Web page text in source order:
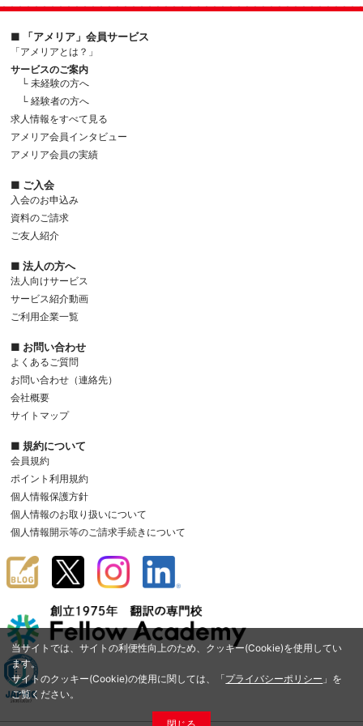
当サイトでは、サイトの利便性向上のため、クッキー(Cookie)を使用してい
ます。
サイトのクッキー(Cookie)の使用に関しては、「プライバシーポリシー 」を
ご覧ください。
■ 「アメリア」会員サービス
「アメリアとは？」
サービスのご案内
└ 未経験の方へ
└ 経験者の方へ
求人情報をすべて見る
アメリア会員インタビュー
アメリア会員の実績
■ ご入会
入会のお申込み
資料のご請求
ご友人紹介
■ 法人の方へ
法人向けサービス
サービス紹介動画
ご利用企業一覧
■ お問い合わせ
よくあるご質問
お問い合わせ（連絡先）
会社概要
サイトマップ
■ 規約について
会員規約
ポイント利用規約
個人情報保護方針
個人情報のお取り扱いについて
個人情報開示等のご請求手続きについて